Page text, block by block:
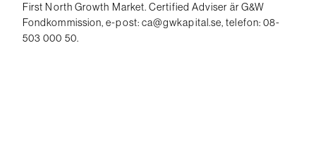
First North Growth Market. Certified Adviser är G&W
Fondkommission, e-post: ca@gwkapital.se, telefon: 08-
503 000 50.